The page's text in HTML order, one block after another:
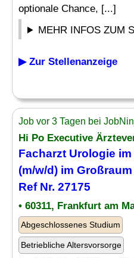
optionale Chance, [...]
MEHR INFOS ZUM
▶ Zur Stellenanzeige
Job vor 3 Tagen bei
Hi Po Executive
Facharzt Urologie
(m/w/d) im
Ref Nr. 27175
• 60311, Frankfurt am
Abgeschlossenes Studium
Betriebliche Altersvorsorge